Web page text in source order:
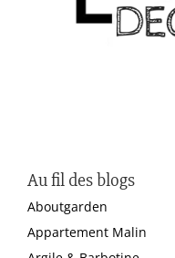
Au fil des blogs
Aboutgarden
Appartement Malin